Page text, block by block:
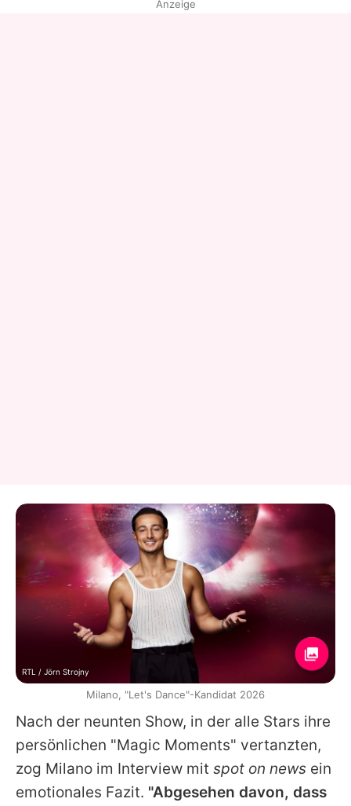
Nach der neunten Show, in der alle Stars ihre
persönlichen "Magic Moments" vertanzten,
zog Milano im Interview mit spot on news ein
emotionales Fazit. "Abgesehen davon, dass
Anzeige
RTL / Jörn Strojny
Milano, "Let's Dance"-Kandidat 2026